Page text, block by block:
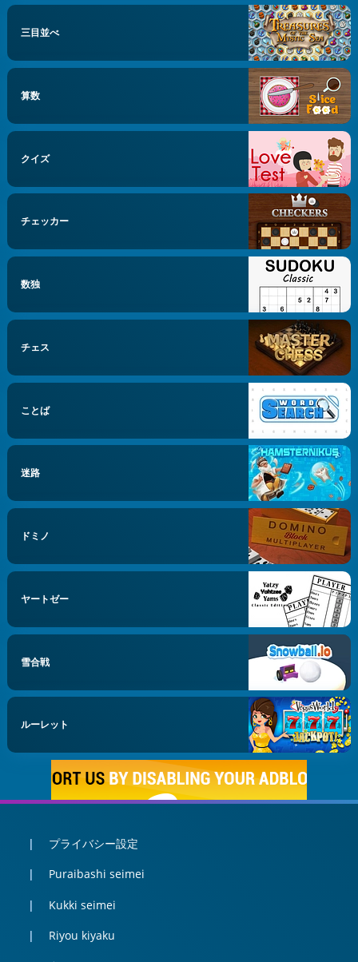
三目並べ
算数
クイズ
チェッカー
数独
チェス
ことば
迷路
ドミノ
ヤートゼー
雪合戦
ルーレット
プライバシー設定
Puraibashi seimei
Kukki seimei
Riyou kiyaku